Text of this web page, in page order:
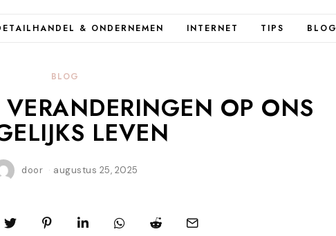
& ONDERNEMEN INTERNET TIPS BLOG
BLOG
OP ONS
LEVEN
door augustus 25, 2025